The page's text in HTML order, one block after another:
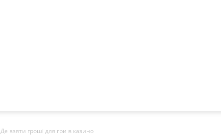
Де взяти гроші для гри в казино